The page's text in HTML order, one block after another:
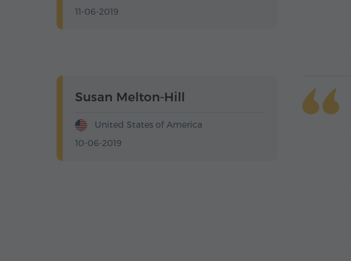
11-06-2019
Susan Melton-Hill
United States of America
10-06-2019